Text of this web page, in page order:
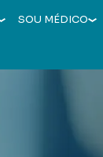
SOU MÉDICO